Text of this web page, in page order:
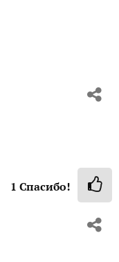
1 Спасибо!